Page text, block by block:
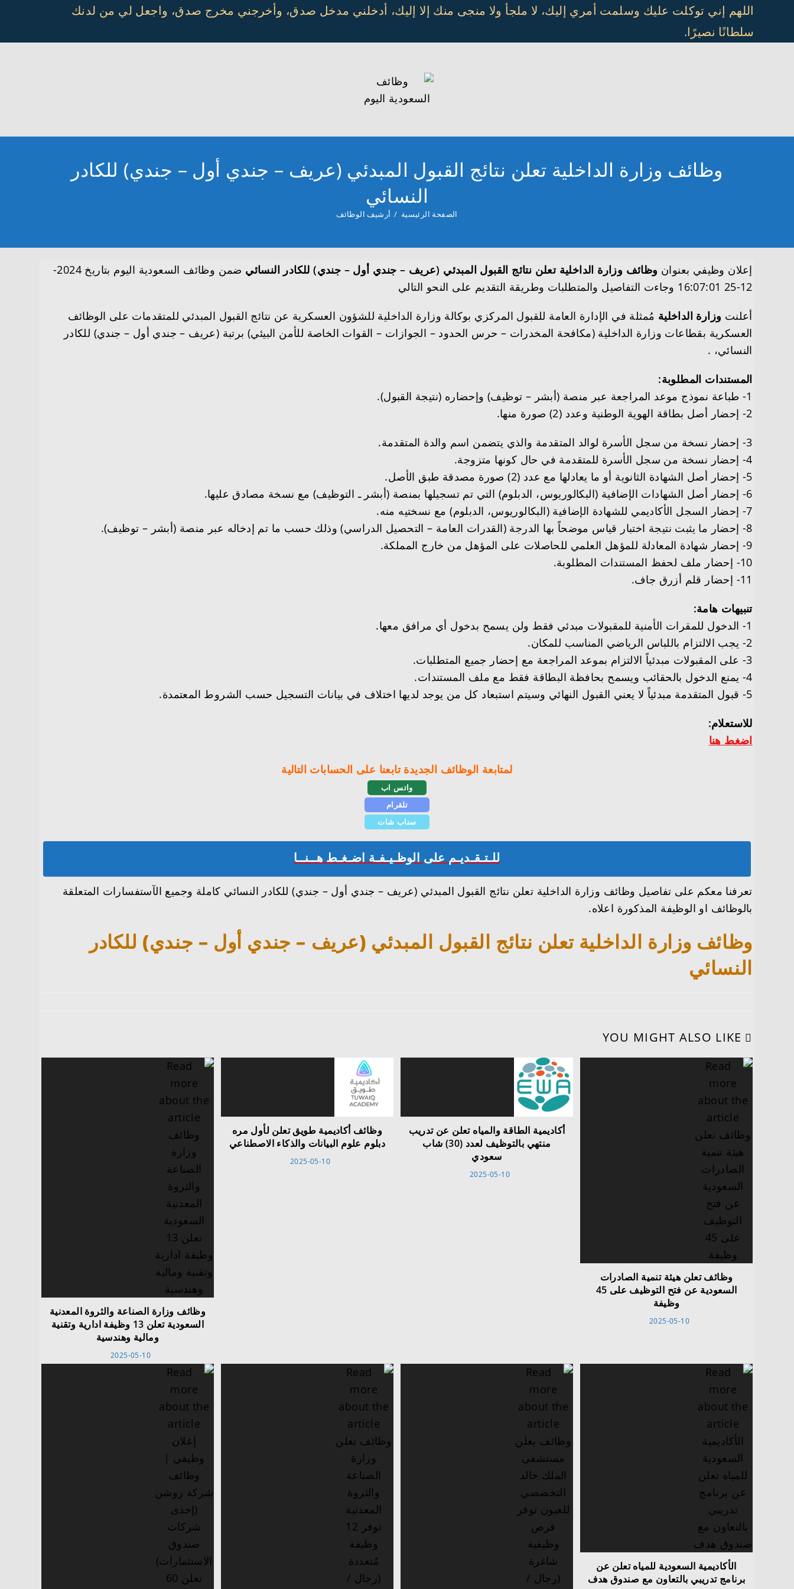
content
اللهم إني توكلت عليك وسلمت أمري إليك، لا ملجأ ولا منجى منك إلا إليك، أدخلني مدخل صدق، وأخرجني مخرج صدق، واجعل لي من لدنك
سلطانًا نصيرًا.
وظائف وزارة الداخلية تعلن نتائج القبول المبدئي (عريف – جندي أول – جندي) للكادر
النسائي
الصفحة الرئيسية / أرشيف الوظائف
إعلان وظيفي بعنوان وظائف وزارة الداخلية تعلن نتائج القبول المبدئي (عريف – جندي أول – جندي) للكادر النسائي
ضمن وظائف السعودية اليوم بتاريخ 2024-
12-25 16:07:01 وجاءت التفاصيل والمتطلبات وطريقة التقديم على النحو التالي
أعلنت وزارة الداخلية مُمثلة في الإدارة العامة للقبول المركزي بوكالة وزارة الداخلية للشؤون العسكرية عن نتائج القبول المبدئي للمتقدمات على الوظائف
العسكرية بقطاعات وزارة الداخلية (مكافحة المخدرات – حرس الحدود – الجوازات – القوات الخاصة للأمن البيئي) برتبة (عريف – جندي أول – جندي) للكادر
النسائي، .
المستندات المطلوبة:
1- طباعة نموذج موعد المراجعة عبر منصة (أبشر – توظيف) وإحضاره (نتيجة القبول).
2- إحضار أصل بطاقة الهوية الوطنية وعدد (2) صورة منها.
3- إحضار نسخة من سجل الأسرة لوالد المتقدمة والذي يتضمن اسم والدة المتقدمة.
4- إحضار نسخة من سجل الأسرة للمتقدمة في حال كونها متزوجة.
5- إحضار أصل الشهادة الثانوية أو ما يعادلها مع عدد (2) صورة مصدقة طبق الأصل.
6- إحضار أصل الشهادات الإضافية (البكالوريوس، الدبلوم) التي تم تسجيلها بمنصة (أبشر ـ التوظيف) مع نسخة مصادق عليها.
7- إحضار السجل الأكاديمي للشهادة الإضافية (البكالوريوس، الدبلوم) مع نسختيه منه.
8- إحضار ما يثبت نتيجة اختبار قياس موضحاً بها الدرجة (القدرات العامة – التحصيل الدراسي) وذلك حسب ما تم إدخاله عبر منصة (أبشر – توظيف).
9- إحضار شهادة المعادلة للمؤهل العلمي للحاصلات على المؤهل من خارج المملكة.
10- إحضار ملف لحفظ المستندات المطلوبة.
11- إحضار قلم أزرق جاف.
تنبيهات هامة:
1- الدخول للمقرات الأمنية للمقبولات مبدئي فقط ولن يسمح بدخول أي مرافق معها.
2- يجب الالتزام باللباس الرياضي المناسب للمكان.
3- على المقبولات مبدئياً الالتزام بموعد المراجعة مع إحضار جميع المتطلبات.
4- يمنع الدخول بالحقائب ويسمح بحافظة البطاقة فقط مع ملف المستندات.
5- قبول المتقدمة مبدئياً لا يعني القبول النهائي وسيتم استبعاد كل من يوجد لديها اختلاف في بيانات التسجيل حسب الشروط المعتمدة.
للاستعلام:
اضغط هنا
لمتابعة الوظائف الجديدة تابعنا على الحسابات التالية
واتس اب
تلقرام
سناب شات
للـتـقـديـم على الوظـيـفـة اضـغـط هــنــا
تعرفنا معكم على تفاصيل وظائف وزارة الداخلية تعلن نتائج القبول المبدئي (عريف – جندي أول – جندي) للكادر النسائي كاملة وجميع الآستفسارات المتعلقة
بالوظائف او الوظيفة المذكورة اعلاه.
وظائف وزارة الداخلية تعلن نتائج القبول المبدئي (عريف – جندي أول – جندي) للكادر
النسائي
YOU MIGHT ALSO LIKE
وظائف وزارة الصناعة والثروة المعدنية
السعودية تعلن 13 وظيفة ادارية وتقنية
ومالية وهندسية
2025-05-10
وظائف أكاديمية طويق تعلن لأول مره
دبلوم علوم البيانات والذكاء الاصطناعي
2025-05-10
أكاديمية الطاقة والمياه تعلن عن تدريب
منتهي بالتوظيف لعدد (30) شاب
سعودي
2025-05-10
وظائف تعلن هيئة تنمية الصادرات
السعودية عن فتح التوظيف على 45
وظيفة
2025-05-10
الأكاديمية السعودية للمياه تعلن عن
برنامج تدريبي بالتعاون مع صندوق هدف